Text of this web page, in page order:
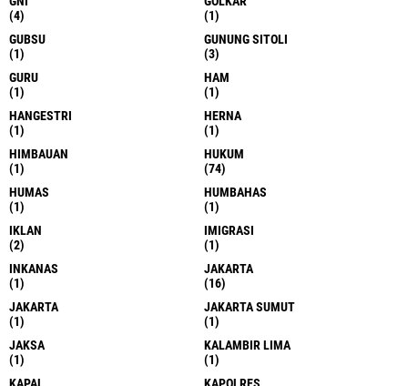
(4)
(1)
GUBSU
(1)
GUNUNG SITOLI
(3)
GURU
(1)
HAM
(1)
HANGESTRI
(1)
HERNA
(1)
HIMBAUAN
(1)
HUKUM
(74)
HUMAS
(1)
HUMBAHAS
(1)
IKLAN
(2)
IMIGRASI
(1)
INKANAS
(1)
JAKARTA
(16)
JAKARTA
(1)
JAKARTA SUMUT
(1)
JAKSA
(1)
KALAMBIR LIMA
(1)
KAPAL
KAPOLRES